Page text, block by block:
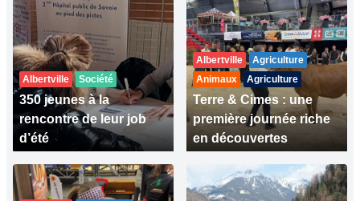
Albertville Société
350 jeunes à la
rencontre de leur job
d’été
Albertville
Agriculture
Animaux
Agriculture
Terre & Cimes : une
première journée riche
en découvertes